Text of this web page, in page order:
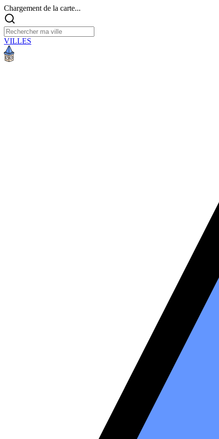
Chargement de la carte...
VILLES